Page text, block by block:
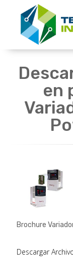
en
Brochure
Descargar